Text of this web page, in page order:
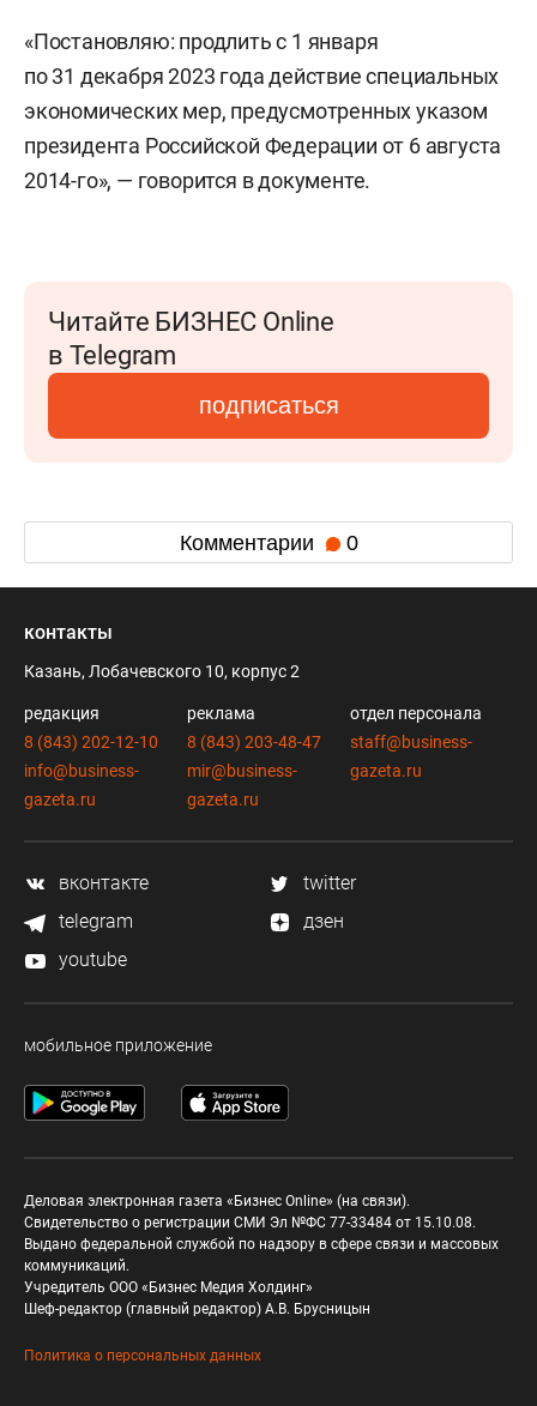
«Постановляю: продлить с 1 января
по 31 декабря 2023 года действие специальных
экономических мер, предусмотренных указом
президента Российской Федерации от 6 августа
2014-го», — говорится в документе.
Читайте БИЗНЕС Online
в Telegram
подписаться
Комментарии 0
контакты
Казань, Лобачевского 10, корпус 2
редакция
8 (843) 202-12-10
info@business-
gazeta.ru
реклама
8 (843) 203-48-47
mir@business-
gazeta.ru
отдел персонала
staff@business-
gazeta.ru
вконтакте
twitter
telegram
дзен
youtube
мобильное приложение
Деловая электронная газета «Бизнес Online» (на связи).
Свидетельство о регистрации СМИ Эл №ФС 77-33484 от 15.10.08.
Выдано федеральной службой по надзору в сфере связи и массовых
коммуникаций.
Учредитель ООО «Бизнес Медия Холдинг»
Шеф-редактор (главный редактор) А.В. Брусницын
Политика о персональных данных